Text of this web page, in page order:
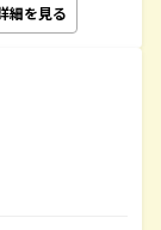
細を見る